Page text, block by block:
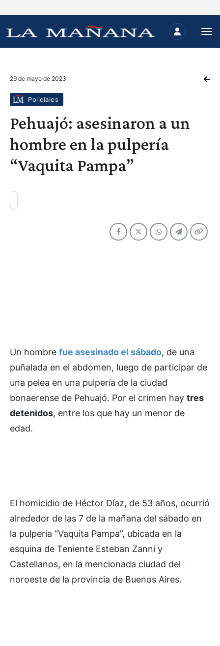
29 de mayo de 2023
Policiales
Pehuajó: asesinaron a un
hombre en la pulpería
“Vaquita Pampa”
Un hombre fue asesinado el sábado, de una
puñalada en el abdomen, luego de participar de
una pelea en una pulpería de la ciudad
bonaerense de Pehuajó. Por el crimen hay tres
detenidos, entre los que hay un menor de
edad.
El homicidio de Héctor Díaz, de 53 años, ocurrió
alrededor de las 7 de la mañana del sábado en
la pulpería “Vaquita Pampa”, ubicada en la
esquina de Teniente Esteban Zanni y
Castellanos, en la mencionada ciudad del
noroeste de la provincia de Buenos Aires.